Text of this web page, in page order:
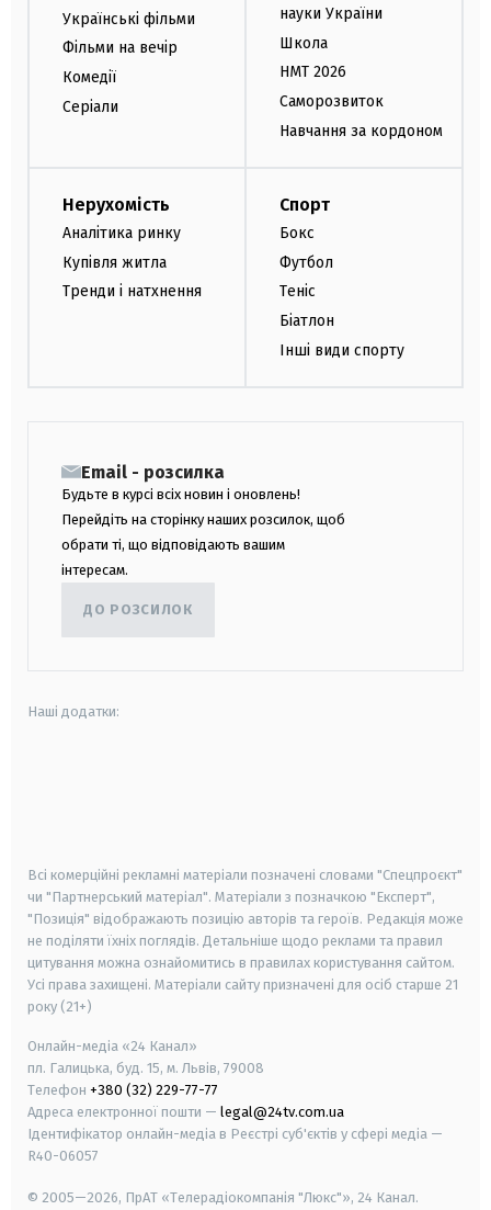
Українські фільми
Фільми на вечір
Комедії
Серіали
науки України
Школа
НМТ 2026
Саморозвиток
Навчання за кордоном
Нерухомість
Аналітика ринку
Купівля житла
Тренди і натхнення
Спорт
Бокс
Футбол
Теніс
Біатлон
Інші види спорту
Email - розсилка
Будьте в курсі всіх новин і оновлень!
Перейдіть на сторінку наших розсилок, щоб
обрати ті, що відповідають вашим
інтересам.
ДО РОЗСИЛОК
Наші додатки:
Всі комерційні рекламні матеріали позначені словами "Спецпроєкт"
чи "Партнерський матеріал". Матеріали з позначкою "Експерт",
"Позиція" відображають позицію авторів та героїв. Редакція може
не поділяти їхніх поглядів. Детальніше щодо реклами та правил
цитування можна ознайомитись в правилах користування сайтом.
Усі права захищені. Матеріали сайту призначені для осіб старше 21
року (21+)
Онлайн-медіа «24 Канал»
пл. Галицька, буд. 15, м. Львів, 79008
Телефон +380 (32) 229-77-77
Адреса електронної пошти — legal@24tv.com.ua
Ідентифікатор онлайн-медіа в Реєстрі суб'єктів у сфері медіа —
R40-06057
© 2005—2026, ПрАТ «Телерадіокомпанія "Люкс"», 24 Канал.